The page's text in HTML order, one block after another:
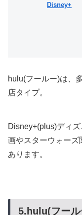
Disney+
hulu(フールー)は、
店タイプ。
Disney+(plus)ディ
画やスターウォーズ
あります。
5.hulu(フー